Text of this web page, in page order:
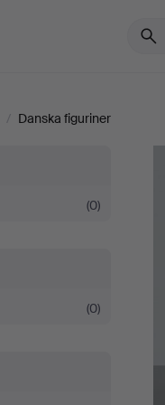
/ Danska figuriner
(0)
(0)